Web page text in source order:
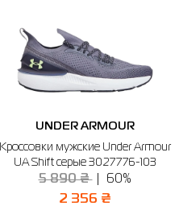
UNDER ARMOUR
Кроссовки мужские Under Armour
UA Shift серые 3027776-103
5 890 ₴ 60%
2 356 ₴